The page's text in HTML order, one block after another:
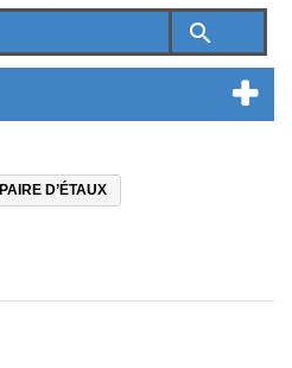
search
PAIRE D’ÉTAUX